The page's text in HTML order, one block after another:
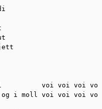
i moll voi voi voi